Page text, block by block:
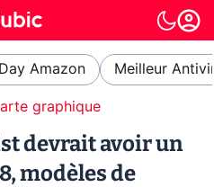
Amazon Meilleur
graphique
devrait avoir un
modèles de